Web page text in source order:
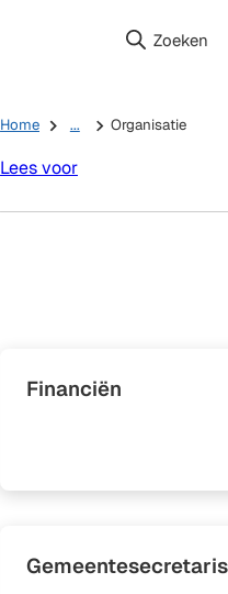
Zoeken
Home ... Organisatie
Lees voor
Financiën